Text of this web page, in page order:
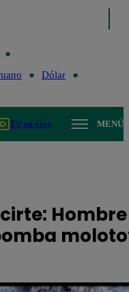
Dólar
TV en vivo MENÚ